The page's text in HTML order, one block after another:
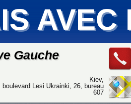
Gauche
Kiev,
boulevard Lesi Ukrainki, 26, bureau
607